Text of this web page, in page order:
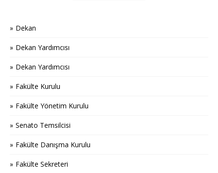
Dekan
Dekan Yardımcısı
Dekan Yardımcısı
Fakülte Kurulu
Fakülte Yönetim Kurulu
Senato Temsilcisi
Fakülte Danışma Kurulu
Fakülte Sekreteri